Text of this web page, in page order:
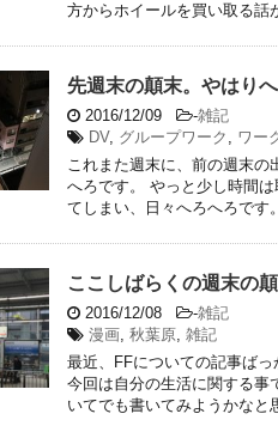
方からホイールを買い取る話
先週末の顛末。やはり
2016/12/09 -雑記
DV, グループワーク , ワー
これまた週末に、前の週末の
へろです。 やっと少し時間
てしまい、日々へろへろです
ここしばらくの週末の
2016/12/08 -雑記
漫画, 秋葉原, 雑記
最近、FFについての記事ば
今回は自分の生活に関する事
いてでも書いてみようかなと